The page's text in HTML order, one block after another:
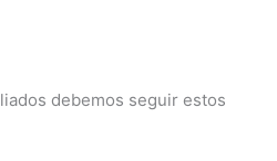
debemos seguir estos